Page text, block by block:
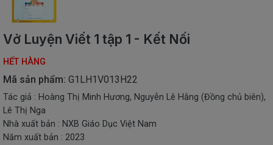
DÙNG
SINH
QUÀ
TẶNG
ĐỒ
CHƠI
THIẾT
Vở Luyện Viết 1 tập 1 - Kết Nối
HẾT HÀNG
Mã sản phẩm: G1LH1V013H22
Tác giả : Hoàng Thị Minh Hương, Nguyễn Lê Hằng (Đồng chủ biên),
Lê Thị Nga
Nhà xuất bản : NXB Giáo Dục Việt Nam
Năm xuất bản : 2023